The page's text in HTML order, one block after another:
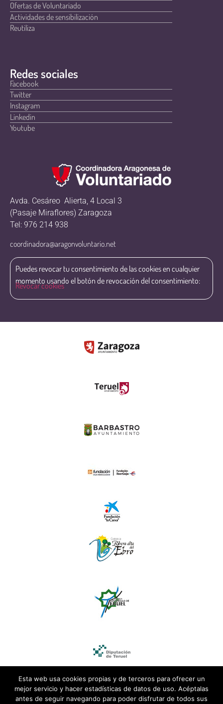
Ofertas de Voluntariado
Actividades de sensibilización
Reutiliza
Redes sociales
Facebook
Twitter
Instagram
Linkedin
Youtube
Avda. Cesáreo Alierta, 4 Local 3
(Pasaje Miraflores) Zaragoza
Tel: 976 214 938
coordinadora@aragonvoluntario.net
Puedes revocar tu consentimiento de las cookies en cualquier
momento usando el botón de revocación del consentimiento:
Revocar cookies
Esta web usa cookies propias y de terceros para ofrecer un
mejor servicio y hacer estadísticas de datos de uso. Acéptalas
antes de seguir navegando para poder disfrutar de todos sus